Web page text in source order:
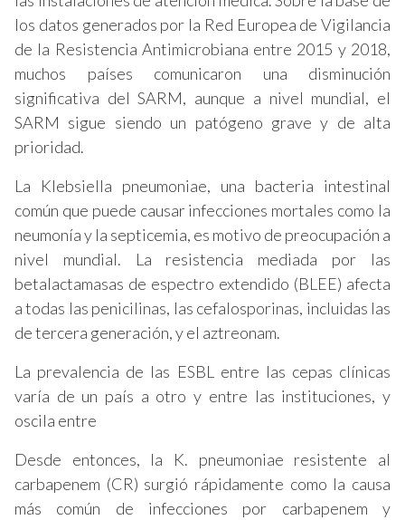
los datos generados por la Red Europea de Vigilancia
de la Resistencia Antimicrobiana entre 2015 y 2018,
muchos países comunicaron una disminución
significativa del SARM, aunque a nivel mundial, el
SARM sigue siendo un patógeno grave y de alta
prioridad.
La Klebsiella pneumoniae, una bacteria intestinal
común que puede causar infecciones mortales como la
neumonía y la septicemia, es motivo de preocupación a
nivel mundial. La resistencia mediada por las
betalactamasas de espectro extendido (BLEE) afecta
a todas las penicilinas, las cefalosporinas, incluidas las
de tercera generación, y el aztreonam.
La prevalencia de las ESBL entre las cepas clínicas
varía de un país a otro y entre las instituciones, y
oscila entre
Desde entonces, la K. pneumoniae resistente al
carbapenem (CR) surgió rápidamente como la causa
más común de infecciones por carbapenem y